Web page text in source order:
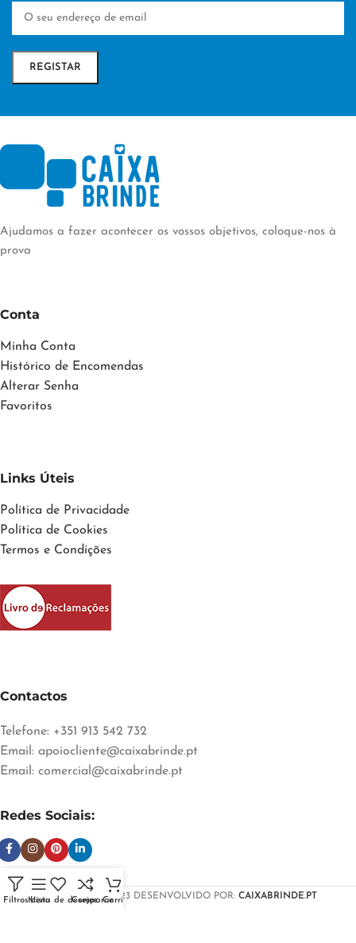
Ajudamos a fazer acontecer os vossos objetivos, coloque-nos à
prova
Conta
Minha Conta
Histórico de Encomendas
Alterar Senha
Favoritos
Links Úteis
Política de Privacidade
Política de Cookies
Termos e Condições
Contactos
Telefone: +351 913 542 732
Email: apoiocliente@caixabrinde.pt
Email: comercial@caixabrinde.pt
Redes Sociais:
CAIXABRINDE 2023 DESENVOLVIDO POR: CAIXABRINDE.PT
FiltrosMenu
Lista de desejos
CompararCarrinho